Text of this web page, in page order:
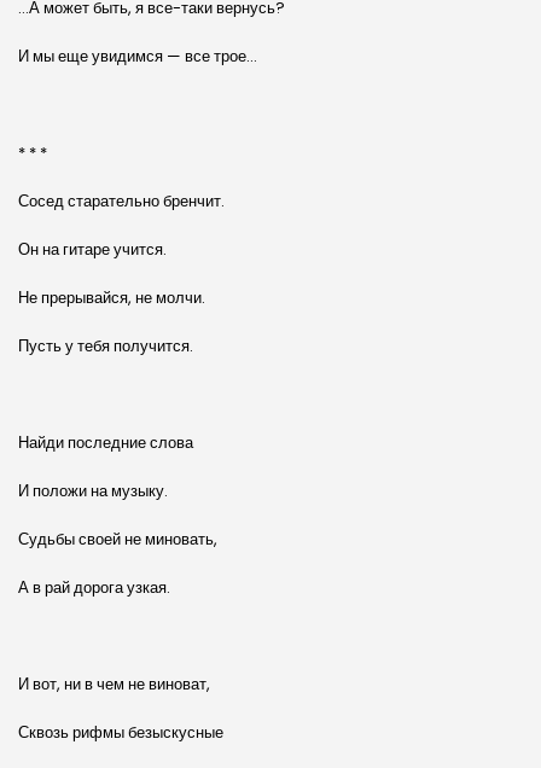
…А может быть, я все-таки вернусь?
И мы еще увидимся — все трое…
* * *
Сосед старательно бренчит.
Он на гитаре учится.
Не прерывайся, не молчи.
Пусть у тебя получится.
Найди последние слова
И положи на музыку.
Судьбы своей не миновать,
А в рай дорога узкая.
И вот, ни в чем не виноват,
Сквозь рифмы безыскусные